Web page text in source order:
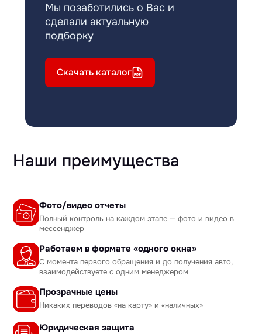
Мы позаботились о Вас и
сделали актуальную
подборку
Скачать каталог
Наши преимущества
Фото/видео отчеты
Полный контроль на каждом этапе — фото и видео в
мессенджер
Работаем в формате «одного окна»
С момента первого обращения и до получения авто,
взаимодействуете с одним менеджером
Прозрачные цены
Никаких переводов «на карту» и «наличных»
Юридическая защита